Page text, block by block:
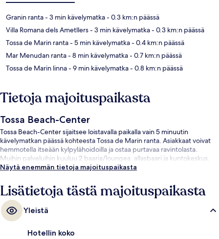
Granin ranta- 3 min kävelymatka- 0.3 km:n päässä
Villa Romana dels Ametllers- 3 min kävelymatka- 0.3 km:n päässä
Tossa de Marin ranta- 5 min kävelymatka- 0.4 km:n päässä
Mar Menudan ranta- 8 min kävelymatka- 0.7 km:n päässä
Tossa de Marin linna- 9 min kävelymatka- 0.8 km:n päässä
Tietoja majoituspaikasta
Tossa Beach-Center
Tossa Beach-Center sijaitsee loistavalla paikalla vain 5 minuutin
kävelymatkan päässä kohteesta Tossa de Marin ranta. Asiakkaat voivat
hemmotella itseään kylpylähoidoilla ja ostaa purtavaa ravintolasta.
Muihin palveluihin kuuluu 2 baaria/loungea, allasbaari ja kuntokeskus.
Näytä enemmän tietoja majoituspaikasta
Lisätietoja tästä majoituspaikasta
Yleistä
Hotellin koko